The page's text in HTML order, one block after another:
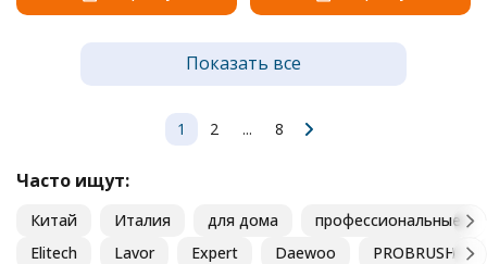
Показать все
1 2 ... 8
Часто ищут:
Китай Италия для дома
профессиональные
Elitech
Lavor Expert Daewoo PROBRUSH